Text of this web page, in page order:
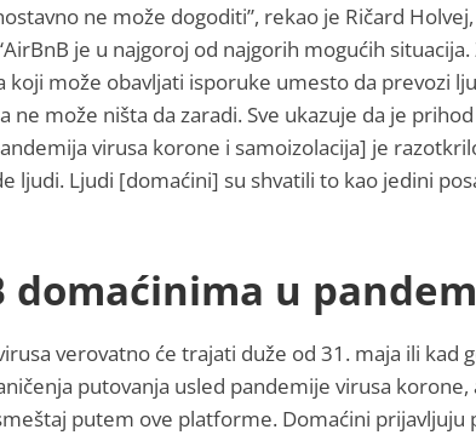
ne može dogoditi”, rekao je Ričard
je u najgoroj od najgorih mogućih
koji može obavljati isporuke umesto da prevozi
ne može ništa da zaradi. Sve ukazuje da je
virusa korone i samoizolacija] je
ljudi. Ljudi [domaćini] su shvatili to kao jedini
domaćinima u
verovatno će trajati duže od 31. maja ili kad
putovanja usled pandemije virusa korone,
putem ove platforme. Domaćini prijavljuju